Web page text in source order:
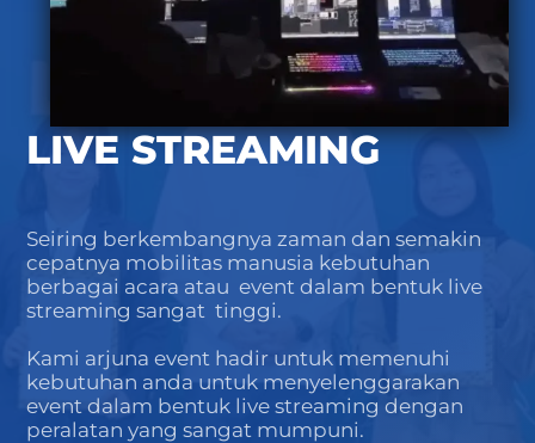
LIVE STREAMING
Seiring berkembangnya zaman dan semakin
cepatnya mobilitas manusia kebutuhan
berbagai acara atau event dalam bentuk live
streaming sangat tinggi.
Kami arjuna event hadir untuk memenuhi
kebutuhan anda untuk menyelenggarakan
event dalam bentuk live streaming dengan
peralatan yang sangat mumpuni.